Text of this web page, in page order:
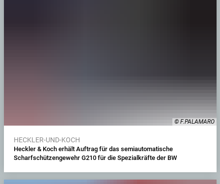
© F.PALAMARO
HECKLER-UND-KOCH
Heckler & Koch erhält Auftrag für das semiautomatische
Scharfschützengewehr G210 für die Spezialkräfte der BW